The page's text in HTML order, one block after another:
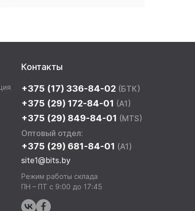
Контакты
+375 (17) 336-84-02 (БТК)
+375 (29) 172-84-01 (A1)
+375 (29) 849-84-01 (MTS)
Оптовый отдел:
+375 (29) 681-84-01 (A1)
site1@bits.by
Режим работы склада
ПН – ПТ с 9:00 до 17:45